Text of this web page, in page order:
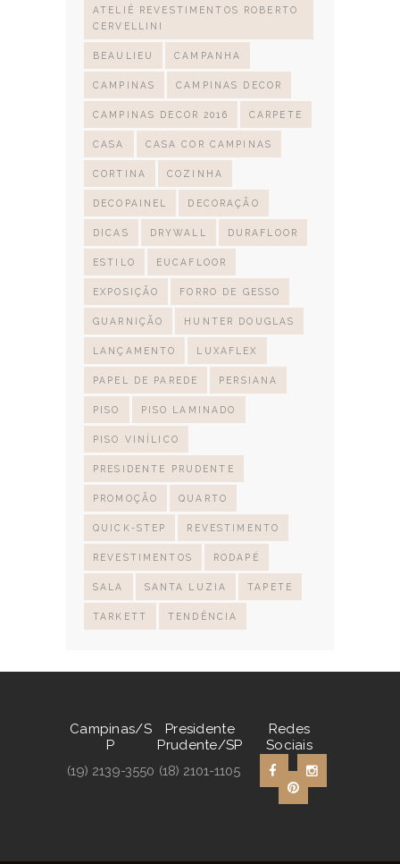
ATELIÊ REVESTIMENTOS ROBERTO
CERVELLINI
BEAULIEU CAMPANHA
CAMPINAS CAMPINAS DECOR
CAMPINAS DECOR 2016 CARPETE
CASA CASA COR CAMPINAS
CORTINA COZINHA
DECOPAINEL DECORAÇÃO
DICAS DRYWALL DURAFLOOR
ESTILO EUCAFLOOR
EXPOSIÇÃO FORRO DE GESSO
GUARNIÇÃO HUNTER DOUGLAS
LANÇAMENTO LUXAFLEX
PAPEL DE PAREDE PERSIANA
PISO PISO LAMINADO
PISO VINÍLICO
PRESIDENTE PRUDENTE
PROMOÇÃO QUARTO
QUICK-STEP REVESTIMENTO
REVESTIMENTOS RODAPÉ
SALA SANTA LUZIA TAPETE
TARKETT TENDÊNCIA
Campinas/S
P
(19) 2139-3550
Presidente
Prudente/SP
(18) 2101-1105
Redes
Sociais